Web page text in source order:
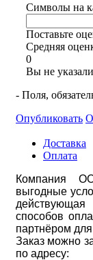
Символы на
Поставьте
Средняя
0
Вы не
- Поля,
Опубликовать
Доставка
Оплата
Компания
выгодные
способов
партнёром
Заказ можно
по адресу: